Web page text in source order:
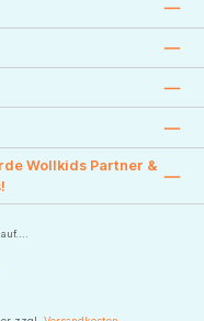
Wollkids Partner &